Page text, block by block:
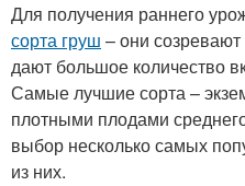
Для получения раннего
сорта груш – они
дают большое количество
Самые лучшие сорта –
плотными плодами
выбор несколько самых
из них.